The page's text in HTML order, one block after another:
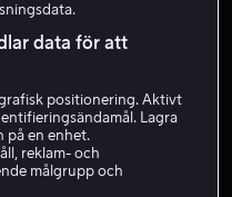
kr
kr
data för att
positionering. Aktivt
Lagra
på en enhet.
reklam- och
målgrupp och